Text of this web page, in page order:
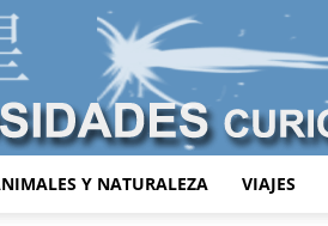
Y NATURALEZA VIAJES